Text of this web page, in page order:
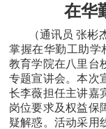
在华
（通讯员 张
掌握在华勤工助学
教育学院在八里台
专题宣讲会。本次
长李薇担任主讲嘉
岗位要求及权益保
疑解惑。活动采用